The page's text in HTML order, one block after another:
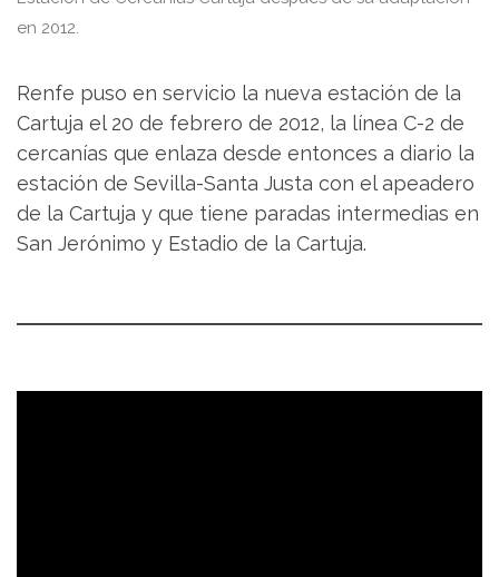
en 2012.
Renfe puso en servicio la nueva estación de la
Cartuja el 20 de febrero de 2012, la línea C-2 de
cercanías que enlaza desde entonces a diario la
estación de Sevilla-Santa Justa con el apeadero
de la Cartuja y que tiene paradas intermedias en
San Jerónimo y Estadio de la Cartuja.